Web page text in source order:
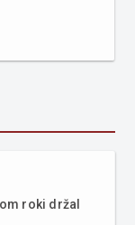
roki držal